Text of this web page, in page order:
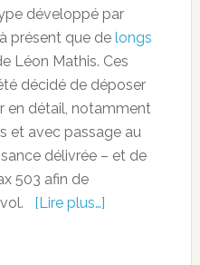
développé par
présent que de longs
Léon Mathis. Ces
décidé de déposer
en détail, notamment
et avec passage au
délivrée – et de
503 afin de
[Lire plus…]